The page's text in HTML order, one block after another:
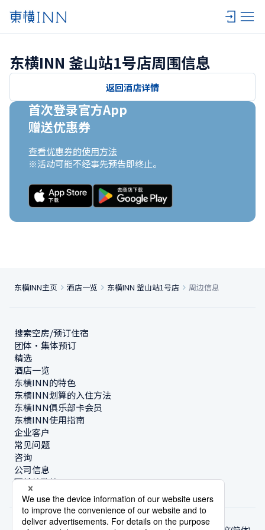
东横INN 釜山站1号店周围信息
返回酒店详情
首次登录官方App
赠送优惠券
查看优惠券的使用方法
※活动可能不经事先预告即终止。
东横INN主页 酒店一览 东横INN 釜山站1号店 周边信息
搜索空房/预订住宿
团体・集体预订
精选
酒店一览
东横INN的特色
东横INN划算的入住方法
东横INN俱乐部卡会员
东横INN使用指南
企业客户
常见问题
咨询
公司信息
可持续政策